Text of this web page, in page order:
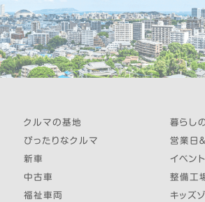
クルマの基地
ぴったりなクルマ
新車
中古車
福祉車両
暮らし
営業日
イベン
整備工
キッズ